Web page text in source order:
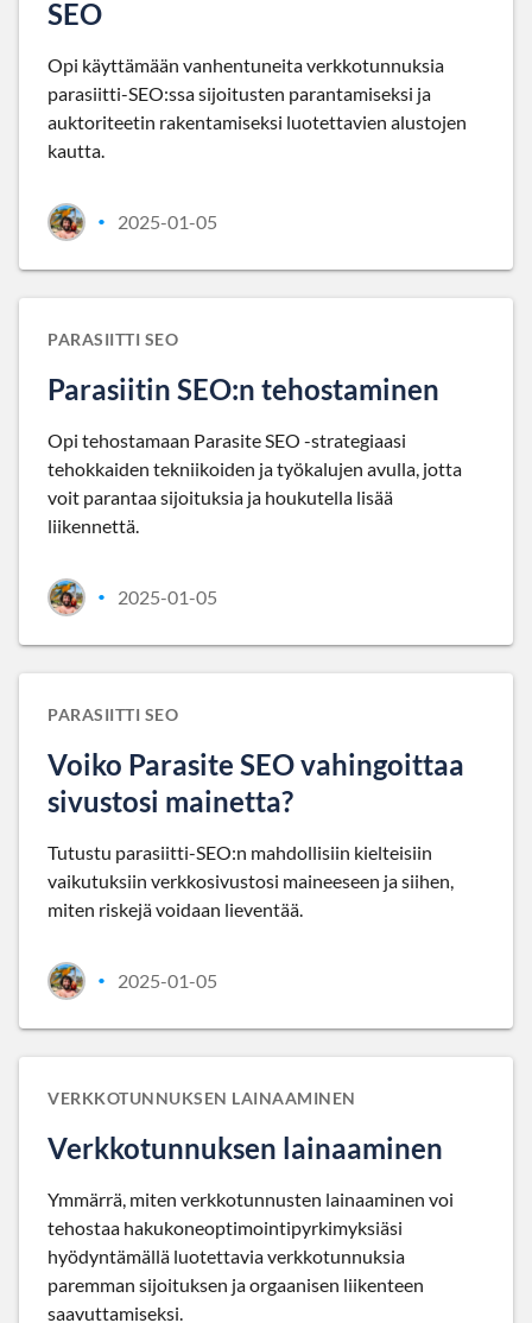
SEO
Opi käyttämään vanhentuneita verkkotunnuksia
parasiitti-SEO:ssa sijoitusten parantamiseksi ja
auktoriteetin rakentamiseksi luotettavien alustojen
kautta.
• 2025-01-05
PARASIITTI SEO
Parasiitin SEO:n tehostaminen
Opi tehostamaan Parasite SEO -strategiaasi
tehokkaiden tekniikoiden ja työkalujen avulla, jotta
voit parantaa sijoituksia ja houkutella lisää
liikennettä.
• 2025-01-05
PARASIITTI SEO
Voiko Parasite SEO vahingoittaa
sivustosi mainetta?
Tutustu parasiitti-SEO:n mahdollisiin kielteisiin
vaikutuksiin verkkosivustosi maineeseen ja siihen,
miten riskejä voidaan lieventää.
• 2025-01-05
VERKKOTUNNUKSEN LAINAAMINEN
Verkkotunnuksen lainaaminen
Ymmärrä, miten verkkotunnusten lainaaminen voi
tehostaa hakukoneoptimointipyrkimyksiäsi
hyödyntämällä luotettavia verkkotunnuksia
paremman sijoituksen ja orgaanisen liikenteen
saavuttamiseksi.